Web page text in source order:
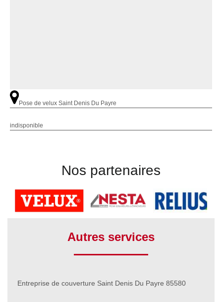
Pose de velux Saint Denis Du Payre
indisponible
Nos partenaires
Autres services
Entreprise de couverture Saint Denis Du Payre 85580